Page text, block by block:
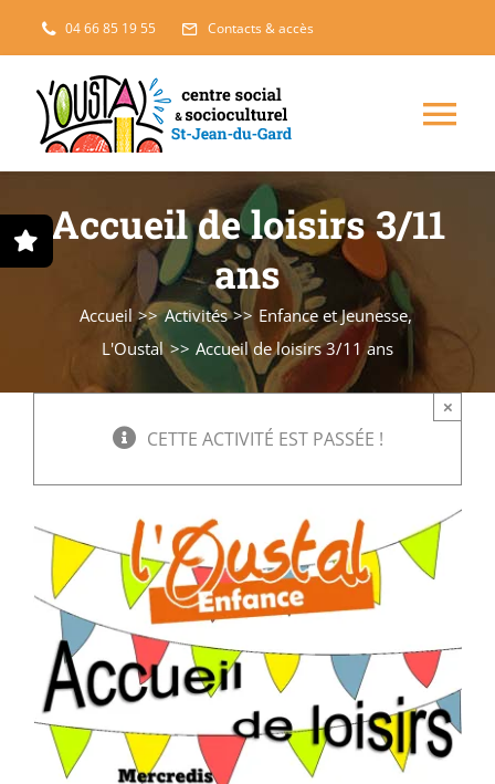
Passer
au
contenu
04 66 85 19 55 Contacts & accès
à
Projets solidaires
France Services
L’accueil
Séniors, Vie locale
Accueil de loisirs 3/11
ans
Accueil Activités
Enfance et Jeunesse
L'Oustal
Accueil de loisirs 3/11 ans
CETTE ACTIVITÉ EST PASSÉE !
×